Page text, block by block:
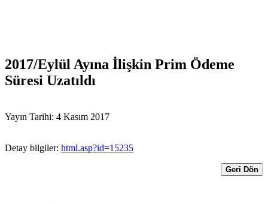
2017/Eylül Ayına İlişkin Prim Ödeme
Süresi Uzatıldı
Yayın Tarihi: 4 Kasım 2017
Detay bilgiler: html.asp?id=15235
Geri Dön